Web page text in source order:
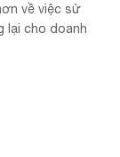
về việc sử
lại cho doanh